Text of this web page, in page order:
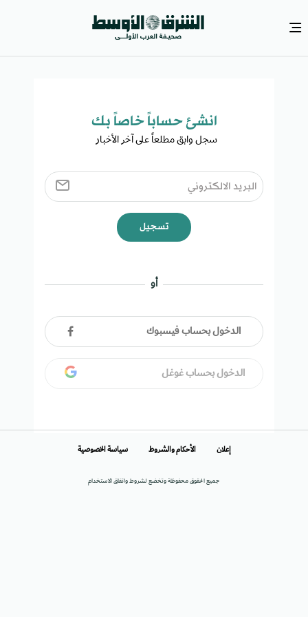
انشئ حساباً خاصاً بك​
سجل وابق مطلعاً على آخر الأخبار ​
تسجيل
أو
الدخول بحساب فيسبوك
الدخول بحساب غوغل
جميع الحقوق محفوظة وتخضع لشروط واتفاق الاستخدام
إعلان الأحكام والشروط سياسة الخصوصية